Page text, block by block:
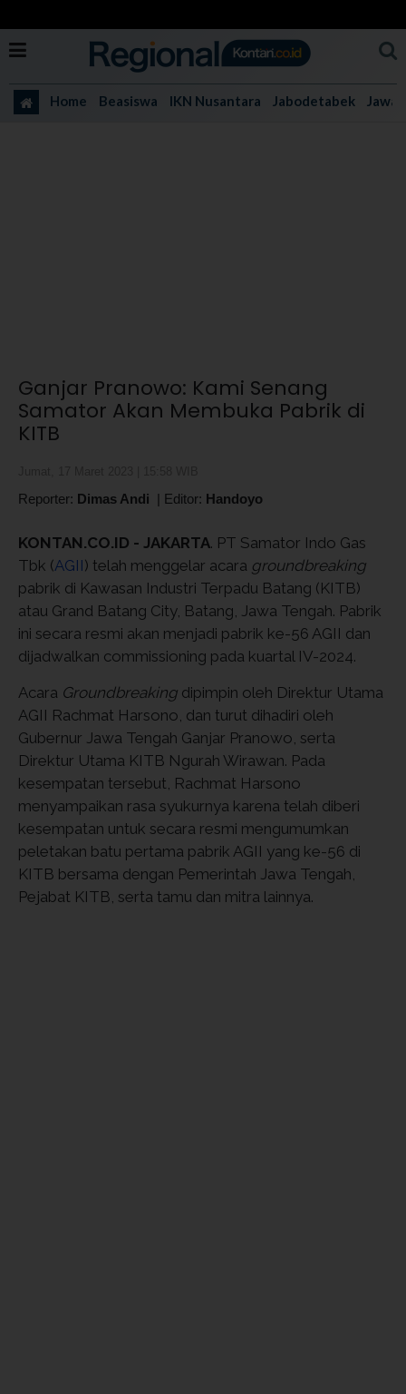
Home Beasiswa IKN Nusantara Jabodetabek Jawa
Ganjar Pranowo: Kami Senang
Samator Akan Membuka Pabrik di
KITB
Reporter: Dimas Andi | Editor: Handoyo
KONTAN.CO.ID - JAKARTA. PT Samator Indo Gas
Tbk (AGII) telah menggelar acara groundbreaking
pabrik di Kawasan Industri Terpadu Batang (KITB)
atau Grand Batang City, Batang, Jawa Tengah. Pabrik
ini secara resmi akan menjadi pabrik ke-56 AGII dan
dijadwalkan commissioning pada kuartal IV-2024.
Acara Groundbreaking dipimpin oleh Direktur Utama
AGII Rachmat Harsono, dan turut dihadiri oleh
Gubernur Jawa Tengah Ganjar Pranowo, serta
Direktur Utama KITB Ngurah Wirawan. Pada
kesempatan tersebut, Rachmat Harsono
menyampaikan rasa syukurnya karena telah diberi
kesempatan untuk secara resmi mengumumkan
peletakan batu pertama pabrik AGII yang ke-56 di
KITB bersama dengan Pemerintah Jawa Tengah,
Pejabat KITB, serta tamu dan mitra lainnya.